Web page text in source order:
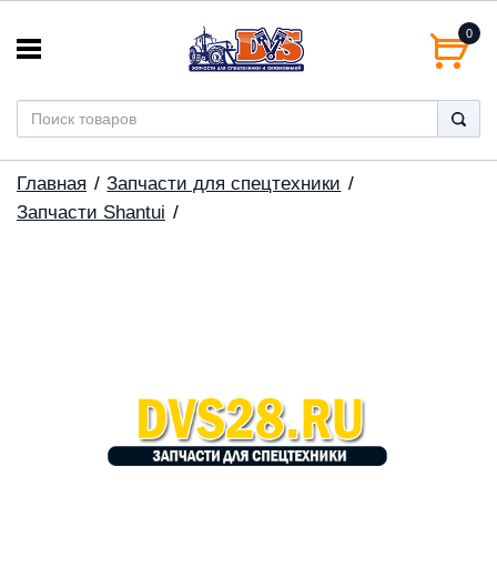
0
Главная
Запчасти для спецтехники
Запчасти Shantui